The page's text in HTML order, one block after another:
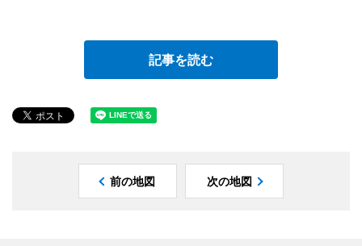
記事を読む
前の地図 次の地図